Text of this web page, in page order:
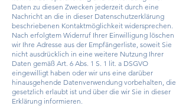
Daten zu diesen Zwecken jederzeit durch eine
Nachricht an die in dieser Datenschutzerklärung
beschriebenen Kontaktmöglichkeit widersprechen.
Nach erfolgtem Widerruf Ihrer Einwilligung löschen
wir Ihre Adresse aus der Empfängerliste, soweit Sie
nicht ausdrücklich in eine weitere Nutzung Ihrer
Daten gemäß Art. 6 Abs. 1 S. 1 lit. a DSGVO
eingewilligt haben oder wir uns eine darüber
hinausgehende Datenverwendung vorbehalten, die
gesetzlich erlaubt ist und über die wir Sie in dieser
Erklärung informieren.